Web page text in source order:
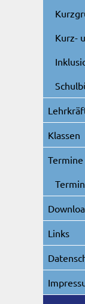
Kurz-
Klassen
Termine
Links